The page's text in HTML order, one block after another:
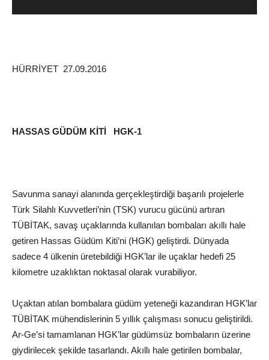
HÜRRİYET 27.09.2016
HASSAS GÜDÜM KİTİ HGK-1
Savunma sanayi alanında gerçekleştirdiği başarılı projelerle
Türk Silahlı Kuvvetleri’nin (TSK) vurucu gücünü artıran
TÜBİTAK, savaş uçaklarında kullanılan bombaları akıllı hale
getiren Hassas Güdüm Kiti’ni (HGK) geliştirdi. Dünyada
sadece 4 ülkenin üretebildiği HGK’lar ile uçaklar hedefi 25
kilometre uzaklıktan noktasal olarak vurabiliyor.
Uçaktan atılan bombalara güdüm yeteneği kazandıran HGK’lar
TÜBİTAK mühendislerinin 5 yıllık çalışması sonucu geliştirildi.
Ar-Ge’si tamamlanan HGK’lar güdümsüz bombaların üzerine
giydirilecek şekilde tasarlandı. Akıllı hale getirilen bombalar,